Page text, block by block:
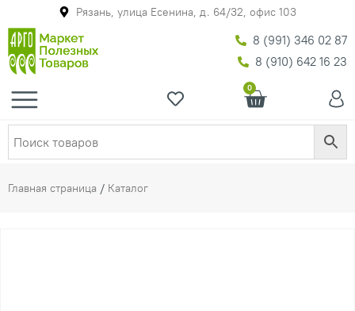
Рязань, улица Есенина, д. 64/32, офис 103
8 (991) 346 02 87
8 (910) 642 16 23
0
Главная страница / Каталог